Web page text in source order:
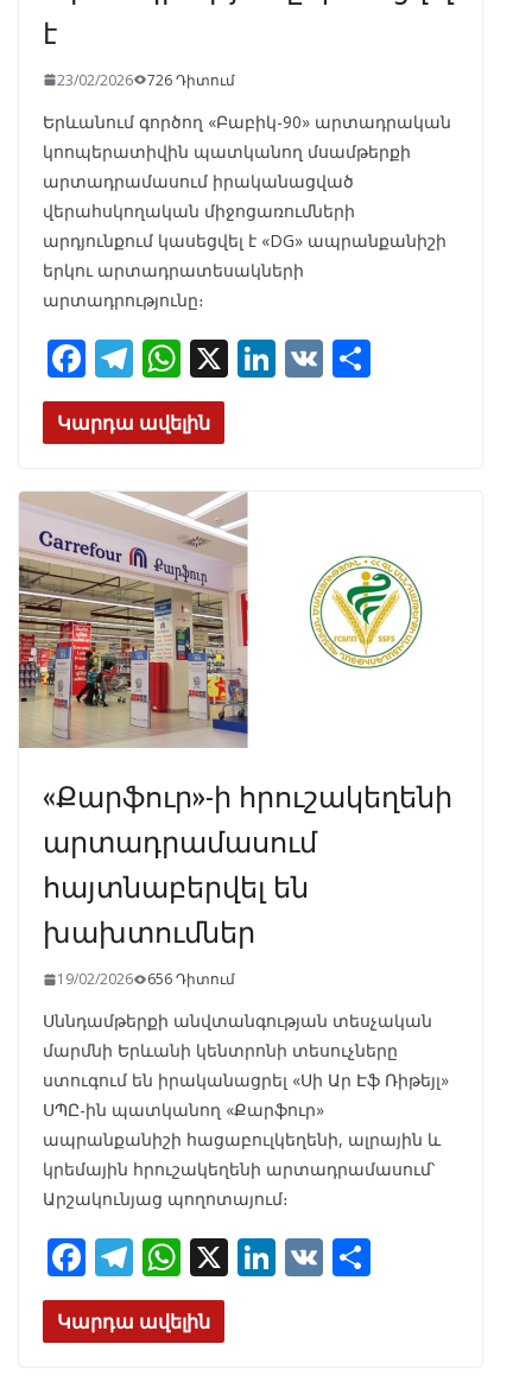
է
23/02/2026 726 Դիտում
Երևանում գործող «Բաբիկ-90» արտադրական
կոոպերատիվին պատկանող մսամթերքի
արտադրամասում իրականացված
վերահսկողական միջոցառումների
արդյունքում կասեցվել է «DG» ապրանքանիշի
երկու արտադրատեսակների
արտադրությունը։
F
ac
e
o
o
k
T
el
e
a
m
W
h
at
A
p
p
X Li V
Կարդա ավելին
«Քարֆուր»-ի հրուշակեղենի
արտադրամասում
հայտնաբերվել են
խախտումներ
19/02/2026 656 Դիտում
Սննդամթերքի անվտանգության տեսչական
մարմնի Երևանի կենտրոնի տեսուչները
ստուգում են իրականացրել «Սի Ար Էֆ Ռիթեյլ»
ՍՊԸ-ին պատկանող «Քարֆուր»
ապրանքանիշի հացաբուլկեղենի, ալրային և
կրեմային հրուշակեղենի արտադրամասում՝
Արշակունյաց պողոտայում։
F
ac
e
T
el
e
W
h
at
X Li V
Կարդա ավելին